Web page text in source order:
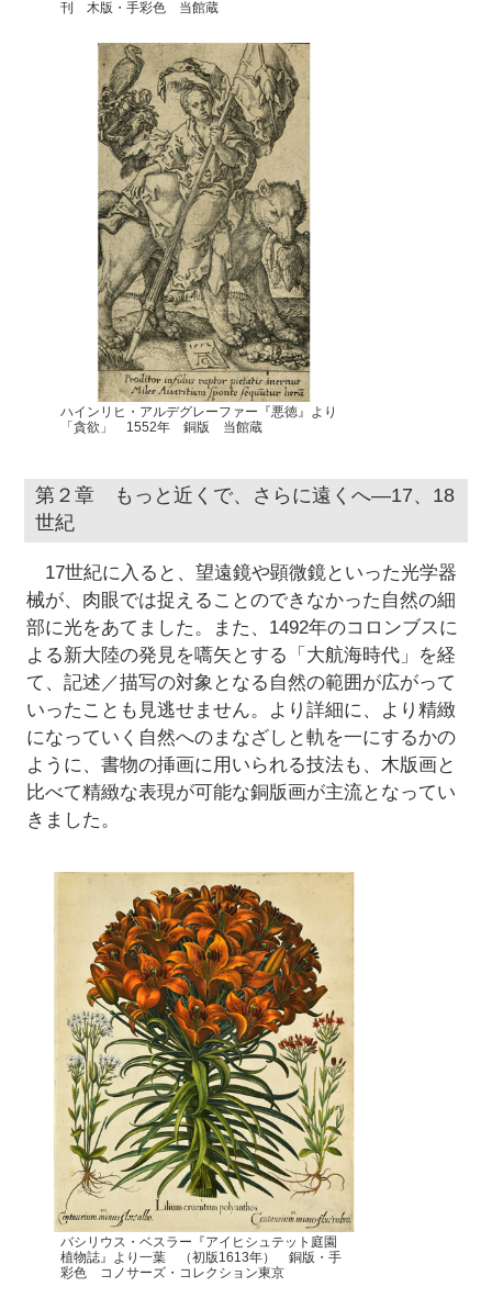
刊 木版・手彩色 当館蔵
ハインリヒ・アルデグレーファー『悪徳』より
「貪欲」 1552年 銅版 当館蔵
第２章 もっと近くで、さらに遠くへ―17、18
世紀
17世紀に入ると、望遠鏡や顕微鏡といった光学器
械が、肉眼では捉えることのできなかった自然の細
部に光をあてました。また、1492年のコロンブスに
よる新大陸の発見を嚆矢とする「大航海時代」を経
て、記述／描写の対象となる自然の範囲が広がって
いったことも見逃せません。より詳細に、より精緻
になっていく自然へのまなざしと軌を一にするかの
ように、書物の挿画に用いられる技法も、木版画と
比べて精緻な表現が可能な銅版画が主流となってい
きました。
バシリウス・ベスラー『アイヒシュテット庭園
植物誌』より一葉 （初版1613年） 銅版・手
彩色 コノサーズ・コレクション東京